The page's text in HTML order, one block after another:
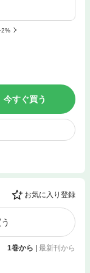
今すぐ買う
お気に入り登録
1巻から | 最新刊から